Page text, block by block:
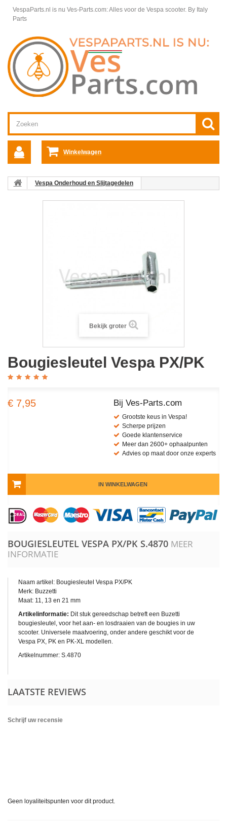
VespaParts.nl is nu Ves-Parts.com: Alles voor de Vespa scooter. By Italy
Parts
Winkelwagen
Vespa Onderhoud en Slijtagedelen
Bekijk groter
Bougiesleutel Vespa PX/PK
€ 7,95 Bij Ves-Parts.com
Grootste keus in Vespa!
Scherpe prijzen
Goede klantenservice
Meer dan 2600+ ophaalpunten
Advies op maat door onze experts
IN WINKELWAGEN
BOUGIESLEUTEL VESPA PX/PK S.4870 MEER
INFORMATIE
Naam artikel: Bougiesleutel Vespa PX/PK
Merk: Buzzetti
Maat: 11, 13 en 21 mm
Artikelinformatie: Dit stuk gereedschap betreft een Buzetti
bougiesleutel, voor het aan- en losdraaien van de bougies in uw
scooter. Universele maatvoering, onder andere geschikt voor de
Vespa PX, PK en PK-XL modellen.
Artikelnummer: S.4870
LAATSTE REVIEWS
Schrijf uw recensie
Geen loyaliteitspunten voor dit product.